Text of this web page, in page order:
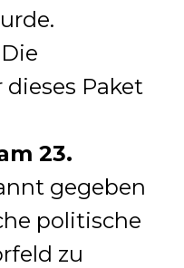
Paket
23.
gegeben
politische
zu